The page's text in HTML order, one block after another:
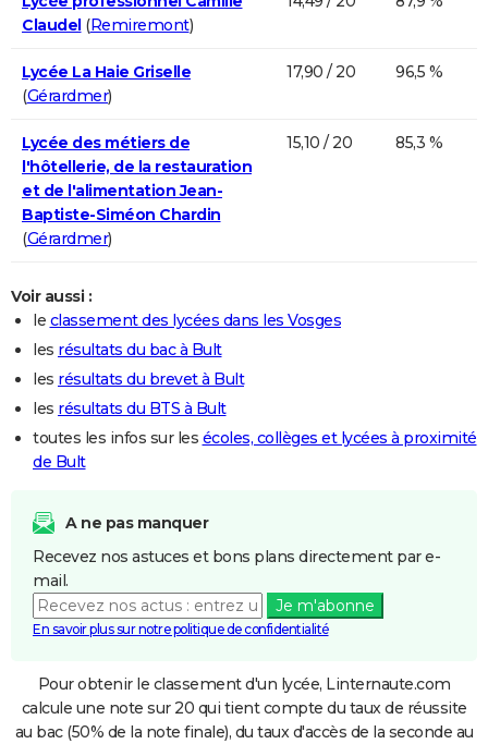
Claudel(Remiremont)
Lycée La Haie Griselle
(Gérardmer)
17,90 / 20 96,5 %
Lycée des métiers de
l'hôtellerie, de la restauration
et de l'alimentation Jean-
Baptiste-Siméon Chardin
(Gérardmer)
15,10 / 20 85,3 %
Voir aussi :
le classement des lycées dans les Vosges
les résultats du bac à Bult
les résultats du brevet à Bult
les résultats du BTS à Bult
toutes les infos sur les écoles, collèges et lycées à proximité
de Bult
A ne pas manquer
Recevez nos astuces et bons plans directement par e-
mail.
Je m'abonne
En savoir plus sur notre politique de confidentialité
Pour obtenir le classement d'un lycée, Linternaute.com
calcule une note sur 20 qui tient compte du taux de réussite
au bac (50% de la note finale), du taux d'accès de la seconde au